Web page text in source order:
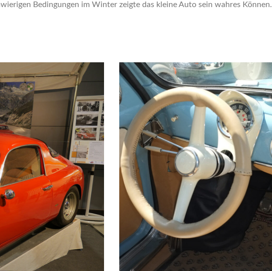
Bedingungen im Winter zeigte das kleine Auto sein wahres Können.